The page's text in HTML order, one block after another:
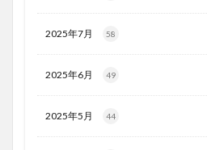
2025年7月 58
2025年6月 49
2025年5月 44